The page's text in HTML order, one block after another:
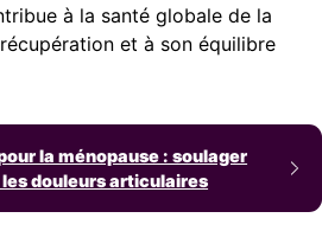
à la santé globale de la
et à son équilibre
la ménopause : soulager
douleurs articulaires